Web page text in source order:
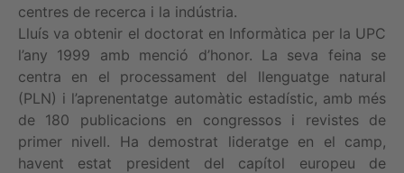
centres de recerca i la indústria.
Lluís va obtenir el doctorat en Informàtica per la UPC
l’any 1999 amb menció d’honor. La seva feina se
centra en el processament del llenguatge natural
(PLN) i l’aprenentatge automàtic estadístic, amb més
de 180 publicacions en congressos i revistes de
primer nivell. Ha demostrat lideratge en el camp,
havent estat president del capítol europeu de